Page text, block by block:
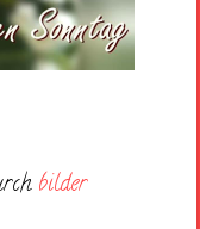
bilder